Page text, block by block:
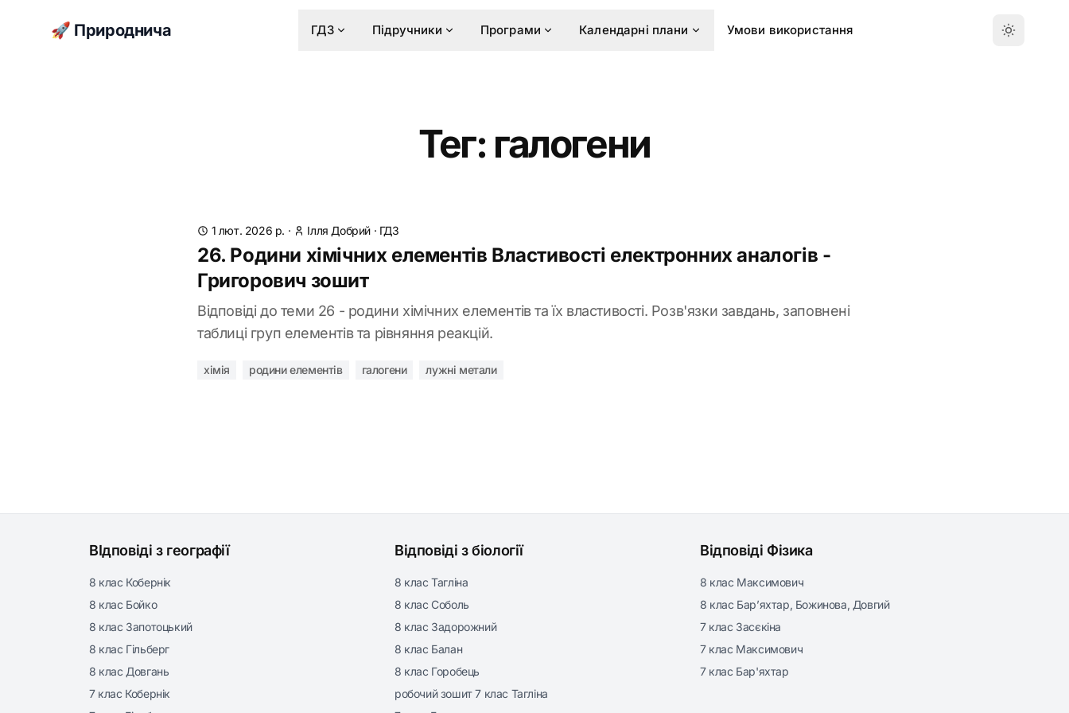
🚀 Природнича ГДЗ Підручники Програми Календарні плани Умови використання
Тег: галогени
1 лют. 2026 р. · Ілля Добрий · ГДЗ
26. Родини хімічних елементів Властивості електронних аналогів -
Григорович зошит
Відповіді до теми 26 - родини хімічних елементів та їх властивості. Розв'язки завдань, заповнені
таблиці груп елементів та рівняння реакцій.
хімія родини елементів галогени лужні метали
ВІдповіді з географії
8 клас Кобернік
8 клас Бойко
8 клас Запотоцький
8 клас Гільберг
8 клас Довгань
7 клас Кобернік
Відповіді з біології
8 клас Тагліна
8 клас Соболь
8 клас Задорожний
8 клас Балан
8 клас Горобець
робочий зошит 7 клас Тагліна
Відповіді Фізика
8 клас Максимович
8 клас Бар’яхтар, Божинова, Довгий
7 клас Засєкіна
7 клас Максимович
7 клас Бар'яхтар